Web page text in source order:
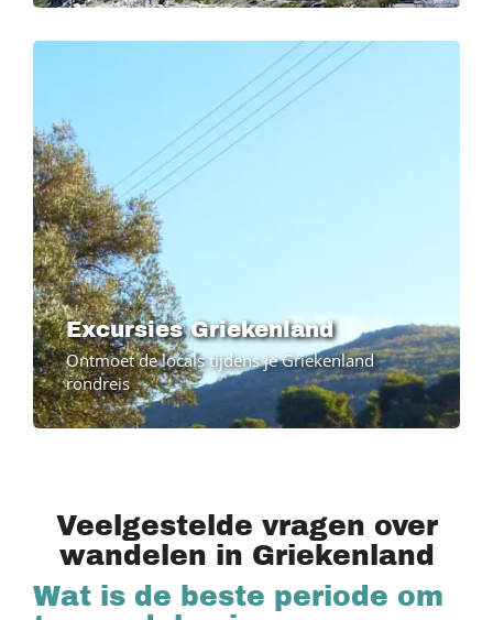
Excursies Griekenland
Ontmoet de locals tijdens je Griekenland
rondreis
Veelgestelde vragen over
wandelen in Griekenland
Wat is de beste periode om